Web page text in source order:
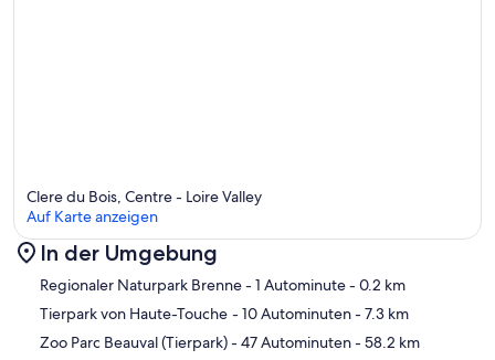
Karte
Clere du Bois, Centre - Loire Valley
Auf Karte anzeigen
In der Umgebung
Regionaler Naturpark Brenne- 1 Autominute- 0.2 km
Tierpark von Haute-Touche - 10 Autominuten- 7.3 km
Zoo Parc Beauval (Tierpark)- 47 Autominuten- 58.2 km